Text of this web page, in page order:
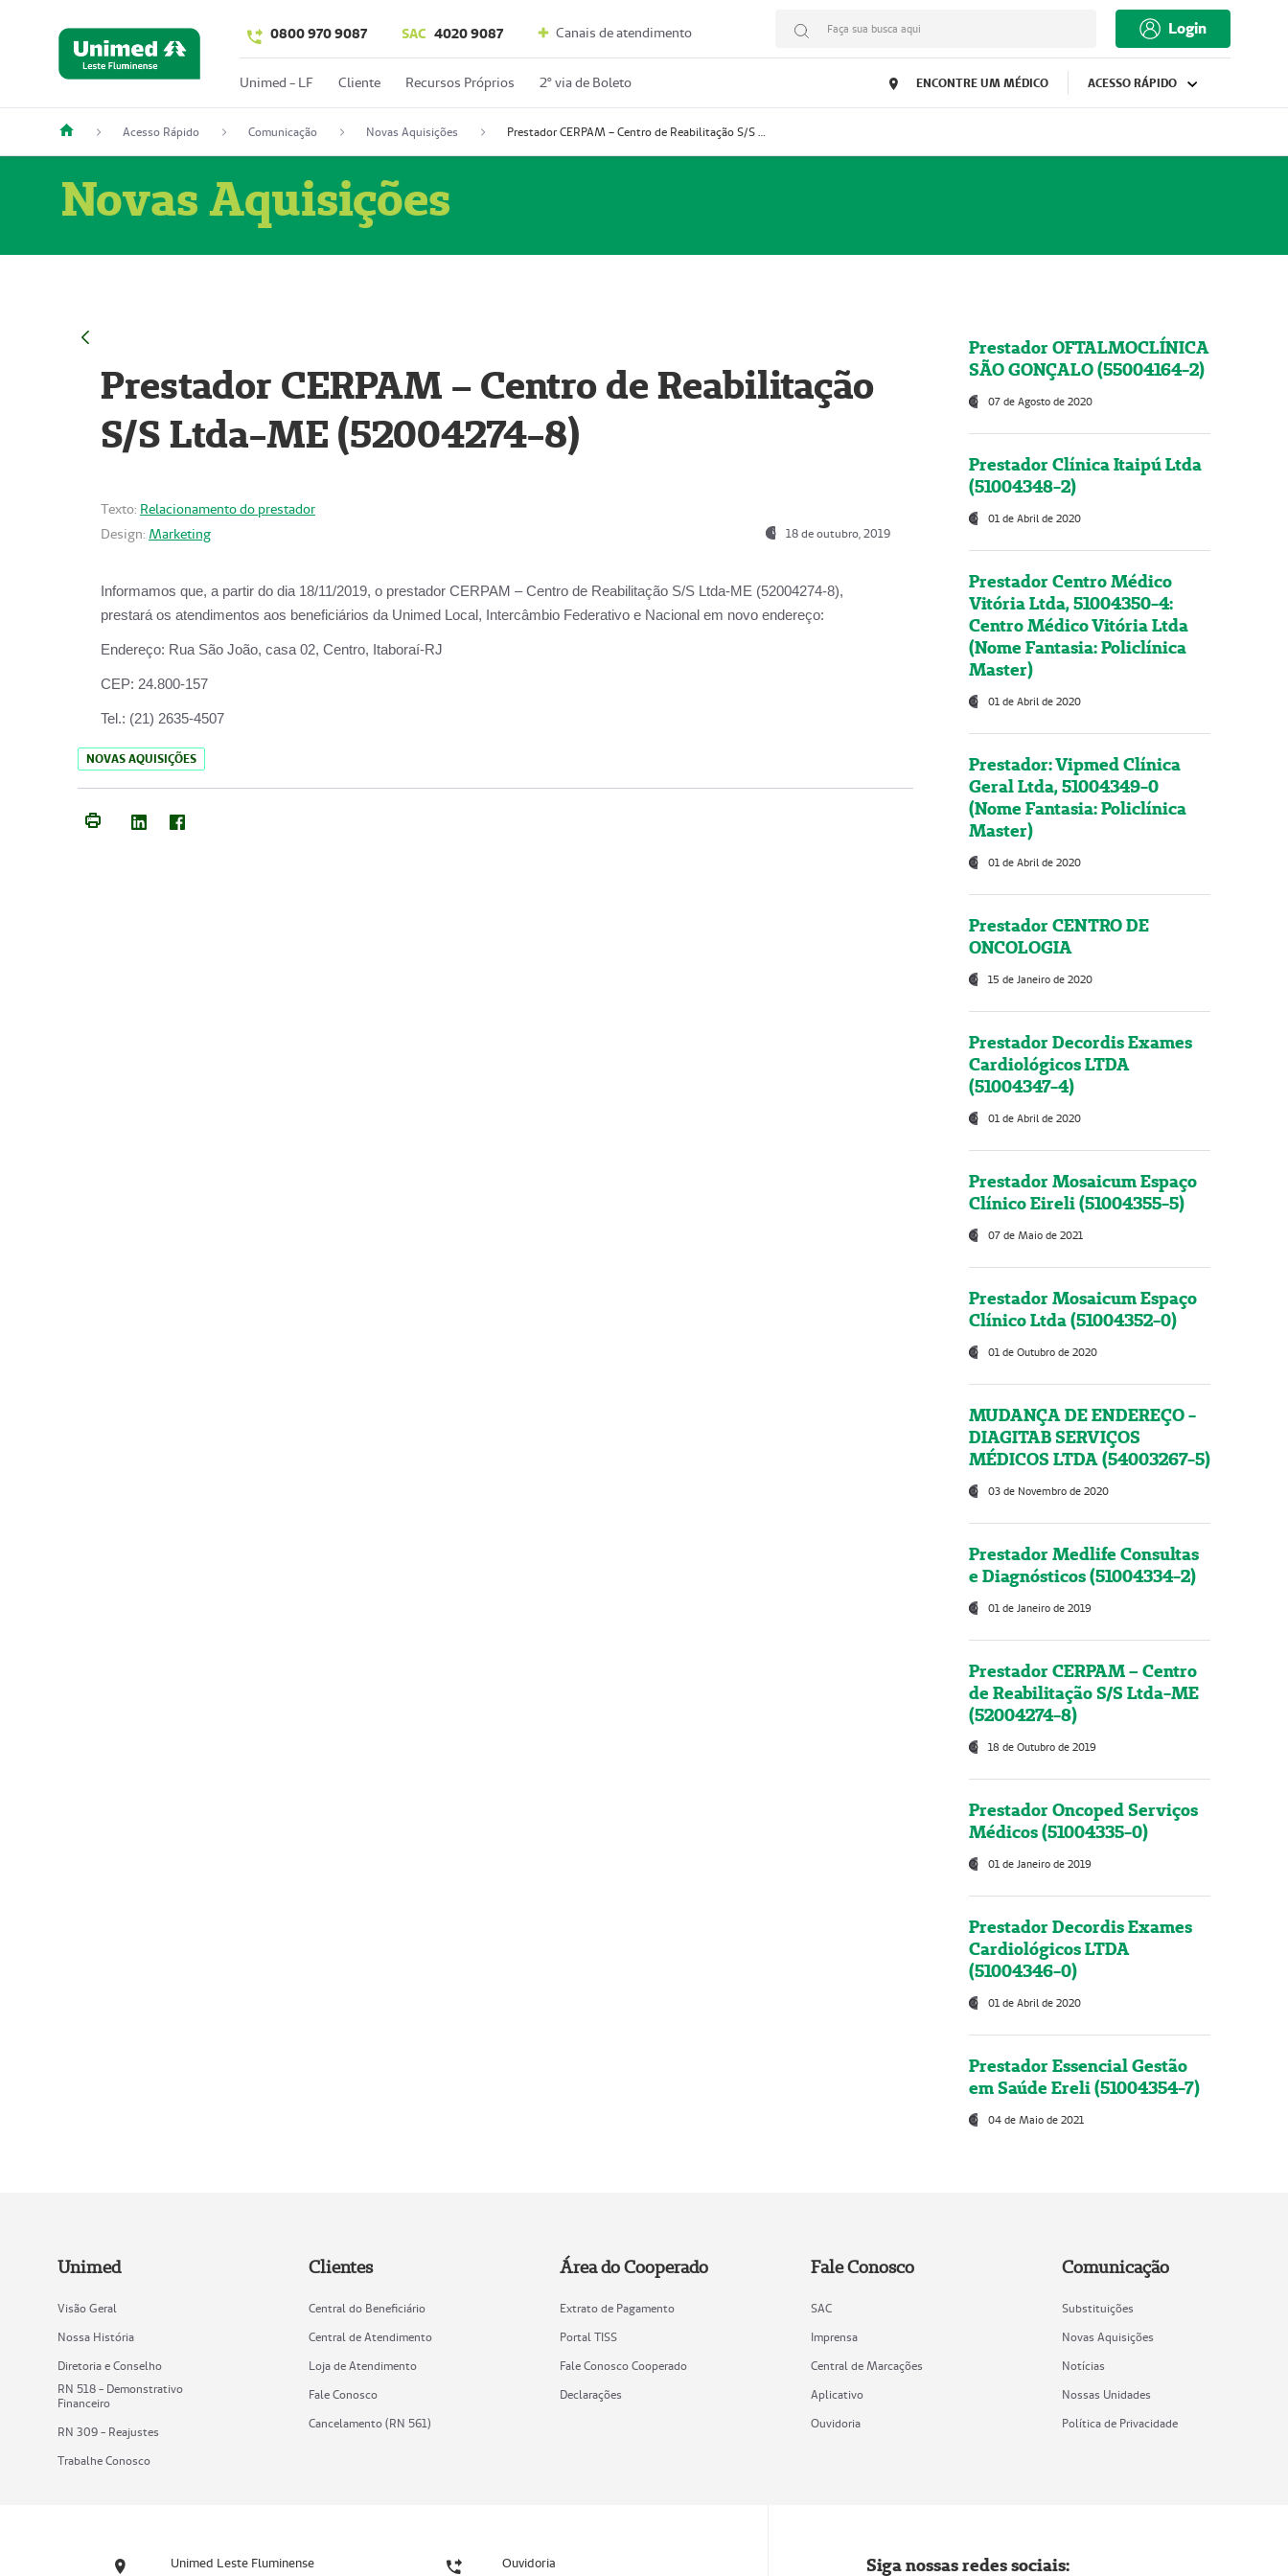
0800 970 9087 SAC 4020 9087 Canais de atendimento Faça sua busca aqui Login
Unimed - LF Cliente Recursos Próprios 2º via de Boleto ENCONTRE UM MÉDICO ACESSO RÁPIDO
Acesso Rápido Comunicação Novas Aquisições Prestador CERPAM – Centro de Reabilitação S/S Ltda-ME (52004274-8)
Novas Aquisições
Prestador CERPAM – Centro de Reabilitação
S/S Ltda-ME (52004274-8)
Texto: Relacionamento do prestador
Design: Marketing 18 de outubro, 2019
Informamos que, a partir do dia 18/11/2019, o prestador CERPAM – Centro de Reabilitação S/S Ltda-ME (52004274-8),
prestará os atendimentos aos beneficiários da Unimed Local, Intercâmbio Federativo e Nacional em novo endereço:
Endereço: Rua São João, casa 02, Centro, Itaboraí-RJ
CEP: 24.800-157
Tel.: (21) 2635-4507
NOVAS AQUISIÇÕES
Prestador OFTALMOCLÍNICA
SÃO GONÇALO (55004164-2)
07 de Agosto de 2020
Prestador Clínica Itaipú Ltda
(51004348-2)
01 de Abril de 2020
Prestador Centro Médico
Vitória Ltda, 51004350-4:
Centro Médico Vitória Ltda
(Nome Fantasia: Policlínica
Master)
01 de Abril de 2020
Prestador: Vipmed Clínica
Geral Ltda, 51004349-0
(Nome Fantasia: Policlínica
Master)
01 de Abril de 2020
Prestador CENTRO DE
ONCOLOGIA
15 de Janeiro de 2020
Prestador Decordis Exames
Cardiológicos LTDA
(51004347-4)
01 de Abril de 2020
Prestador Mosaicum Espaço
Clínico Eireli (51004355-5)
07 de Maio de 2021
Prestador Mosaicum Espaço
Clínico Ltda (51004352-0)
01 de Outubro de 2020
MUDANÇA DE ENDEREÇO -
DIAGITAB SERVIÇOS
MÉDICOS LTDA (54003267-5)
03 de Novembro de 2020
Prestador Medlife Consultas
e Diagnósticos (51004334-2)
01 de Janeiro de 2019
Prestador CERPAM – Centro
de Reabilitação S/S Ltda-ME
(52004274-8)
18 de Outubro de 2019
Prestador Oncoped Serviços
Médicos (51004335-0)
01 de Janeiro de 2019
Prestador Decordis Exames
Cardiológicos LTDA
(51004346-0)
01 de Abril de 2020
Prestador Essencial Gestão
em Saúde Ereli (51004354-7)
04 de Maio de 2021
Unimed
Visão Geral
Nossa História
Diretoria e Conselho
RN 518 - Demonstrativo
Financeiro
RN 309 - Reajustes
Trabalhe Conosco
Clientes
Central do Beneficiário
Central de Atendimento
Loja de Atendimento
Fale Conosco
Cancelamento (RN 561)
Área do Cooperado
Extrato de Pagamento
Portal TISS
Fale Conosco Cooperado
Declarações
Fale Conosco
SAC
Imprensa
Central de Marcações
Aplicativo
Ouvidoria
Comunicação
Substituições
Novas Aquisições
Notícias
Nossas Unidades
Política de Privacidade
Unimed Leste Fluminense Ouvidoria Siga nossas redes sociais: